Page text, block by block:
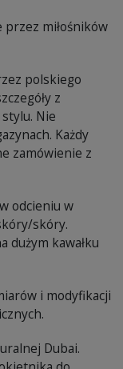
miłośników
polskiego
z
Nie
Każdy
zamówienie z
odcieniu w
skóry.
dużym kawałku
i modyfikacji
Dubai.